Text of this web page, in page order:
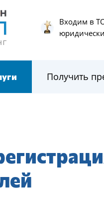
Входим в
Получить